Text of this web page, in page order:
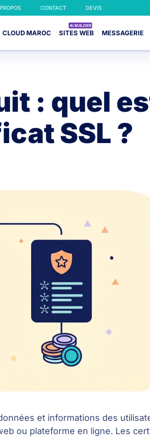
CONTACT DEVIS
CLOUD MAROC SITES WEB MESSAGERIE
: quel
SSL ?
et informations des
ou plateforme en ligne. Les